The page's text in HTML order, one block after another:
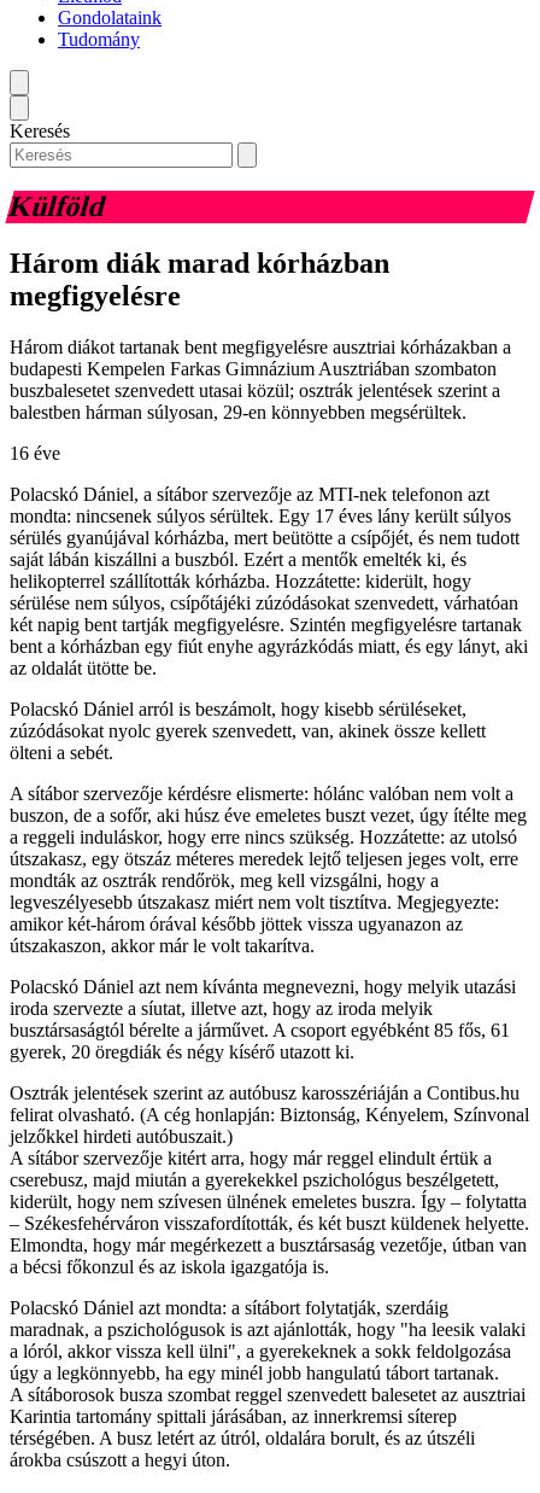
Gondolataink
Tudomány
Keresés
Külföld
Három diák marad kórházban
megfigyelésre
Három diákot tartanak bent megfigyelésre ausztriai kórházakban a
budapesti Kempelen Farkas Gimnázium Ausztriában szombaton
buszbalesetet szenvedett utasai közül; osztrák jelentések szerint a
balestben hárman súlyosan, 29-en könnyebben megsérültek.
16 éve
Polacskó Dániel, a sítábor szervezője az MTI-nek telefonon azt
mondta: nincsenek súlyos sérültek. Egy 17 éves lány került súlyos
sérülés gyanújával kórházba, mert beütötte a csípőjét, és nem tudott
saját lábán kiszállni a buszból. Ezért a mentők emelték ki, és
helikopterrel szállították kórházba. Hozzátette: kiderült, hogy
sérülése nem súlyos, csípőtájéki zúzódásokat szenvedett, várhatóan
két napig bent tartják megfigyelésre. Szintén megfigyelésre tartanak
bent a kórházban egy fiút enyhe agyrázkódás miatt, és egy lányt, aki
az oldalát ütötte be.
Polacskó Dániel arról is beszámolt, hogy kisebb sérüléseket,
zúzódásokat nyolc gyerek szenvedett, van, akinek össze kellett
ölteni a sebét.
A sítábor szervezője kérdésre elismerte: hólánc valóban nem volt a
buszon, de a sofőr, aki húsz éve emeletes buszt vezet, úgy ítélte meg
a reggeli induláskor, hogy erre nincs szükség. Hozzátette: az utolsó
útszakasz, egy ötszáz méteres meredek lejtő teljesen jeges volt, erre
mondták az osztrák rendőrök, meg kell vizsgálni, hogy a
legveszélyesebb útszakasz miért nem volt tisztítva. Megjegyezte:
amikor két-három órával később jöttek vissza ugyanazon az
útszakaszon, akkor már le volt takarítva.
Polacskó Dániel azt nem kívánta megnevezni, hogy melyik utazási
iroda szervezte a síutat, illetve azt, hogy az iroda melyik
busztársaságtól bérelte a járművet. A csoport egyébként 85 fős, 61
gyerek, 20 öregdiák és négy kísérő utazott ki.
Osztrák jelentések szerint az autóbusz karosszériáján a Contibus.hu
felirat olvasható. (A cég honlapján: Biztonság, Kényelem, Színvonal
jelzőkkel hirdeti autóbuszait.)
A sítábor szervezője kitért arra, hogy már reggel elindult értük a
cserebusz, majd miután a gyerekekkel pszichológus beszélgetett,
kiderült, hogy nem szívesen ülnének emeletes buszra. Így – folytatta
– Székesfehérváron visszafordították, és két buszt küldenek helyette.
Elmondta, hogy már megérkezett a busztársaság vezetője, útban van
a bécsi főkonzul és az iskola igazgatója is.
Polacskó Dániel azt mondta: a sítábort folytatják, szerdáig
maradnak, a pszichológusok is azt ajánlották, hogy "ha leesik valaki
a lóról, akkor vissza kell ülni", a gyerekeknek a sokk feldolgozása
úgy a legkönnyebb, ha egy minél jobb hangulatú tábort tartanak.
A sítáborosok busza szombat reggel szenvedett balesetet az ausztriai
Karintia tartomány spittali járásában, az innerkremsi síterep
térségében. A busz letért az útról, oldalára borult, és az útszéli
árokba csúszott a hegyi úton.